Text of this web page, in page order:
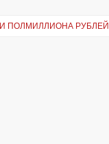
ПОЛМИЛЛИОНА РУБЛЕЙ